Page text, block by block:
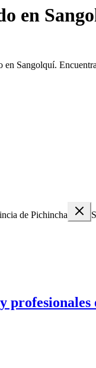
en
Sangolquí.
de Pichincha
profesionales